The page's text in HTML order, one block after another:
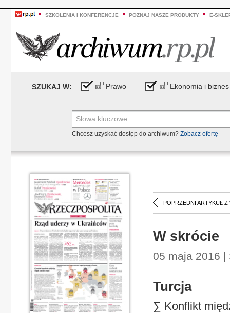
SZKOLENIA I KONFERENCJE POZNAJ NASZE PRODUKTY E-
SZUKAJ W: Prawo Ekonomia i biznes
Chcesz uzyskać dostęp do archiwum? Zobacz ofertę
POPRZEDNI ARTYKUŁ Z
W skrócie
05 maja 2016 |
Turcja
∑ Konflikt